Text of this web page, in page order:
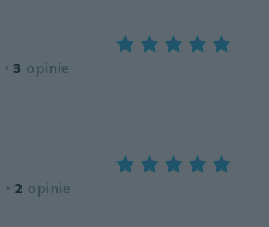
· 3 opinie
· 2 opinie